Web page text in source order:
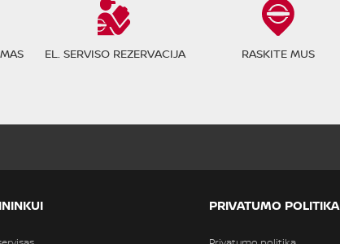
EL. SERVISO REZERVACIJA RASKITE MUS
PRIVATUMO POLITIKA